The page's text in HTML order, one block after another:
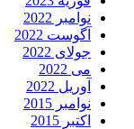
نوامبر 2022
آگوست 2022
جولای 2022
می 2022
آوریل 2022
نوامبر 2015
اکتبر 2015